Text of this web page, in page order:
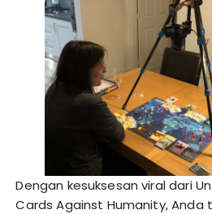
Dengan kesuksesan viral dari
Cards Against Humanity, Anda